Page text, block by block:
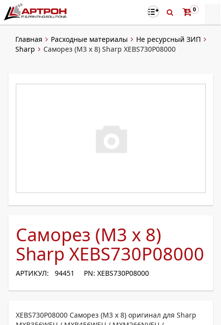
0
Главная Расходные материалы
Не ресурсный ЗИП
Sharp
Саморез (M3 х 8) Sharp XEBS730P08000
Саморез (M3 х 8)
Sharp XEBS730P08000
АРТИКУЛ: 94451 PN: XEBS730P08000
XEBS730P08000 Саморез (M3 х 8) оригинал для Sharp